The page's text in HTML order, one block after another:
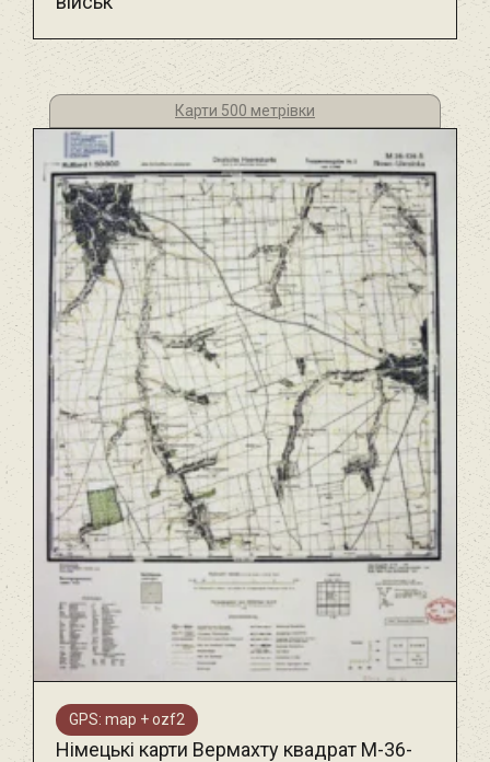
Карти 500 метрівки
GPS: map + ozf2
Німецькі карти Вермахту квадрат М-36-